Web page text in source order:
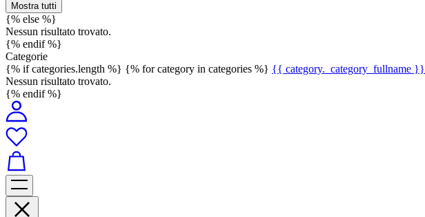
Mostra tutti
{% else %}
Nessun risultato trovato.
{% endif %}
Categorie
{% if categories.length %} {% for category in categories %} {{ category._category_fullname }}
Nessun risultato trovato.
{% endif %}